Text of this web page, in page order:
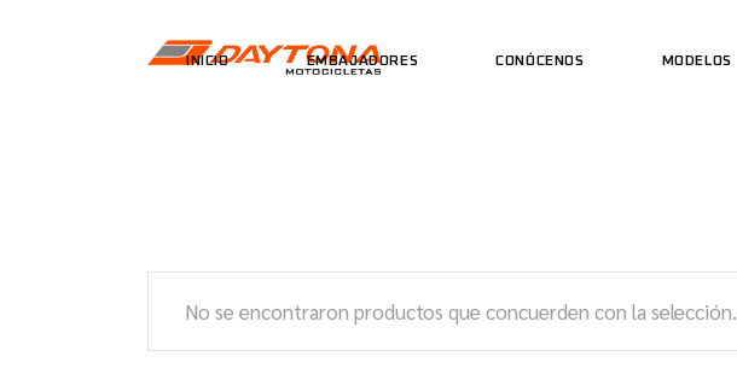
INICIO EMBAJADORES CONÓCENOS MODELOS
No se encontraron productos que concuerden con la selección.